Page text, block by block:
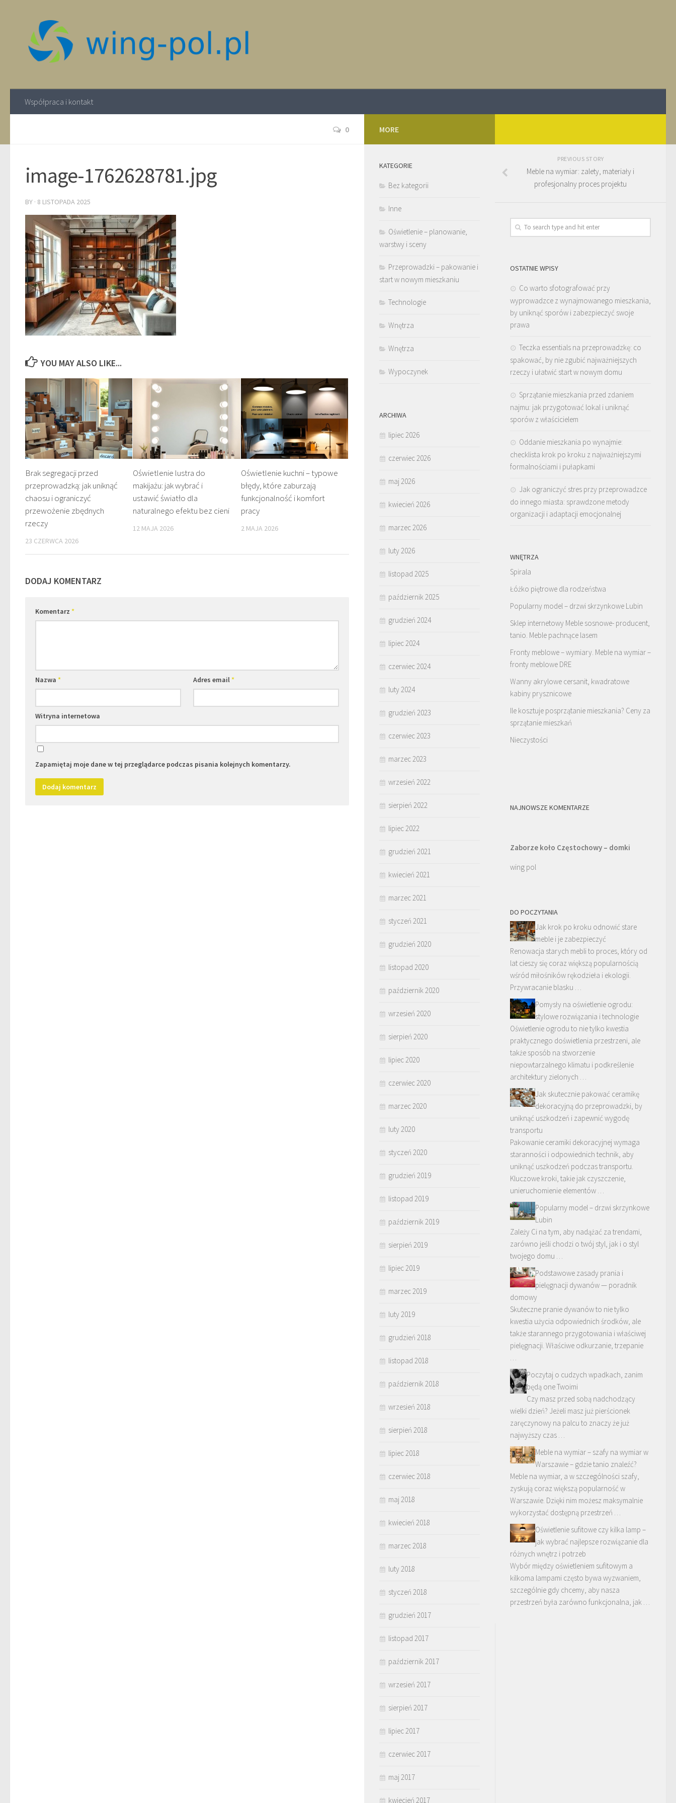
Współpraca i kontakt
0
image-1762628781.jpg
BY · 8 LISTOPADA 2025
YOU MAY ALSO LIKE...
Brak segregacji przed
przeprowadzką: jak uniknąć
chaosu i ograniczyć
przewożenie zbędnych
rzeczy
23 CZERWCA 2026
Oświetlenie lustra do
makijażu: jak wybrać i
ustawić światło dla
naturalnego efektu bez cieni
12 MAJA 2026
Oświetlenie kuchni – typowe
błędy, które zaburzają
funkcjonalność i komfort
pracy
2 MAJA 2026
DODAJ KOMENTARZ
Komentarz *
Nazwa * Adres email*
Witryna internetowa
Zapamiętaj moje dane w tej przeglądarce podczas pisania kolejnych komentarzy.
PREVIOUS STORY
Meble na wymiar: zalety, materiały i
profesjonalny proces projektu
OSTATNIE WPISY
Co warto sfotografować przy
wyprowadzce z wynajmowanego mieszkania,
by uniknąć sporów i zabezpieczyć swoje
prawa
Teczka essentials na przeprowadzkę: co
spakować, by nie zgubić najważniejszych
rzeczy i ułatwić start w nowym domu
Sprzątanie mieszkania przed zdaniem
najmu: jak przygotować lokal i uniknąć
sporów z właścicielem
Oddanie mieszkania po wynajmie:
checklista krok po kroku z najważniejszymi
formalnościami i pułapkami
Jak ograniczyć stres przy przeprowadzce
do innego miasta: sprawdzone metody
organizacji i adaptacji emocjonalnej
WNĘTRZA
Spirala
Łóżko piętrowe dla rodzeństwa
Popularny model – drzwi skrzynkowe Lubin
Sklep internetowy Meble sosnowe- producent,
tanio. Meble pachnące lasem
Fronty meblowe – wymiary. Meble na wymiar –
fronty meblowe DRE
Wanny akrylowe cersanit, kwadratowe
kabiny prysznicowe
Ile kosztuje posprzątanie mieszkania? Ceny za
sprzątanie mieszkań
Nieczystości
NAJNOWSZE KOMENTARZE
Zaborze koło Częstochowy – domki
wing pol
DO POCZYTANIA
Jak krok po kroku odnowić stare
meble i je zabezpieczyć
Renowacja starych mebli to proces, który od
lat cieszy się coraz większą popularnością
wśród miłośników rękodzieła i ekologii.
Przywracanie blasku …
Pomysły na oświetlenie ogrodu:
stylowe rozwiązania i technologie
Oświetlenie ogrodu to nie tylko kwestia
praktycznego doświetlenia przestrzeni, ale
także sposób na stworzenie
niepowtarzalnego klimatu i podkreślenie
architektury zielonych …
Jak skutecznie pakować ceramikę
dekoracyjną do przeprowadzki, by
uniknąć uszkodzeń i zapewnić wygodę
transportu
Pakowanie ceramiki dekoracyjnej wymaga
staranności i odpowiednich technik, aby
uniknąć uszkodzeń podczas transportu.
Kluczowe kroki, takie jak czyszczenie,
unieruchomienie elementów …
Popularny model – drzwi skrzynkowe
Lubin
Zależy Ci na tym, aby nadążać za trendami,
zarówno jeśli chodzi o twój styl, jak i o styl
twojego domu …
Podstawowe zasady prania i
pielęgnacji dywanów — poradnik
domowy
Skuteczne pranie dywanów to nie tylko
kwestia użycia odpowiednich środków, ale
także starannego przygotowania i właściwej
pielęgnacji. Właściwe odkurzanie, trzepanie
…
Poczytaj o cudzych wpadkach, zanim
będą one Twoimi
Czy masz przed sobą nadchodzący
wielki dzień? Jeżeli masz już pierścionek
zaręczynowy na palcu to znaczy że już
najwyższy czas …
Meble na wymiar – szafy na wymiar w
Warszawie – gdzie tanio znaleźć?
Meble na wymiar, a w szczególności szafy,
zyskują coraz większą popularność w
Warszawie. Dzięki nim możesz maksymalnie
wykorzystać dostępną przestrzeń …
Oświetlenie sufitowe czy kilka lamp –
jak wybrać najlepsze rozwiązanie dla
różnych wnętrz i potrzeb
Wybór między oświetleniem sufitowym a
kilkoma lampami często bywa wyzwaniem,
szczególnie gdy chcemy, aby nasza
przestrzeń była zarówno funkcjonalna, jak …
MORE
KATEGORIE
Bez kategorii
Inne
Oświetlenie – planowanie,
warstwy i sceny
Przeprowadzki – pakowanie i
start w nowym mieszkaniu
Technologie
Wnętrza
Wnętrza
Wypoczynek
ARCHIWA
lipiec 2026
czerwiec 2026
maj 2026
kwiecień 2026
marzec 2026
luty 2026
listopad 2025
październik 2025
grudzień 2024
lipiec 2024
czerwiec 2024
luty 2024
grudzień 2023
czerwiec 2023
marzec 2023
wrzesień 2022
sierpień 2022
lipiec 2022
grudzień 2021
kwiecień 2021
marzec 2021
styczeń 2021
grudzień 2020
listopad 2020
październik 2020
wrzesień 2020
sierpień 2020
lipiec 2020
czerwiec 2020
marzec 2020
luty 2020
styczeń 2020
grudzień 2019
listopad 2019
październik 2019
sierpień 2019
lipiec 2019
marzec 2019
luty 2019
grudzień 2018
listopad 2018
październik 2018
wrzesień 2018
sierpień 2018
lipiec 2018
czerwiec 2018
maj 2018
kwiecień 2018
marzec 2018
luty 2018
styczeń 2018
grudzień 2017
listopad 2017
październik 2017
wrzesień 2017
sierpień 2017
lipiec 2017
czerwiec 2017
maj 2017
kwiecień 2017